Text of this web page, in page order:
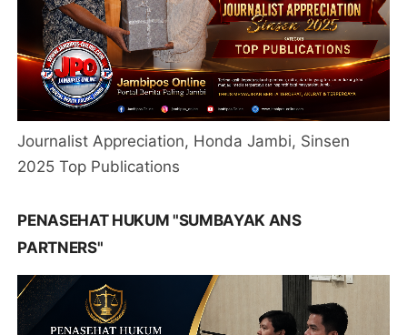
Journalist Appreciation, Honda Jambi, Sinsen
2025 Top Publications
PENASEHAT HUKUM "SUMBAYAK ANS
PARTNERS"